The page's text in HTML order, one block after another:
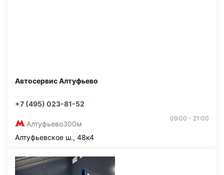
Автосервис Алтуфьево
+7 (495) 023-81-52
Алтуфьево300м
09:00 - 21:00
Алтуфьевское ш., 48к4